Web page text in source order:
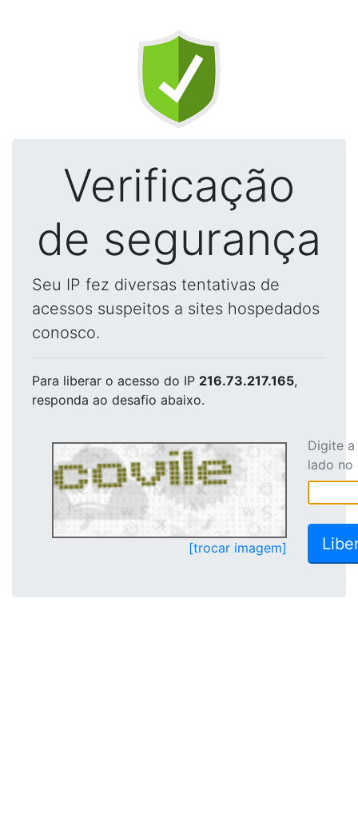
Verificação
de segurança
Seu IP fez diversas tentativas de
acessos suspeitos a sites hospedados
conosco.
Para liberar o acesso do IP 216.73.217.165,
responda ao desafio abaixo.
[trocar imagem]
Digite
lado no